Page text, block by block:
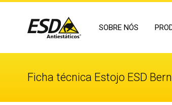
SOBRE NÓS
Ficha técnica Estojo ESD